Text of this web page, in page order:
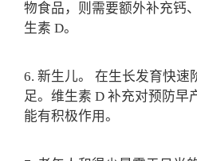
物食品，则需要额外补充钙
生素 D。
6. 新生儿。 在生长发育快速
足。维生素 D 补充对预防早
能有积极作用。